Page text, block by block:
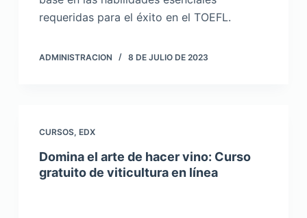
requeridas para el éxito en el TOEFL.
ADMINISTRACION 8 DE JULIO DE 2023
CURSOS, EDX
Domina el arte de hacer vino: Curso
gratuito de viticultura en línea